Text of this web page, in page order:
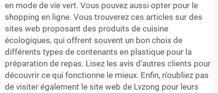
en mode de vie vert. Vous pouvez aussi opter pour le
shopping en ligne. Vous trouverez ces articles sur des
sites web proposant des produits de cuisine
écologiques, qui offrent souvent un bon choix de
différents types de contenants en plastique pour la
préparation de repas. Lisez les avis d'autres clients pour
découvrir ce qui fonctionne le mieux. Enfin, n'oubliez pas
de visiter également le site web de Lvzong pour leurs